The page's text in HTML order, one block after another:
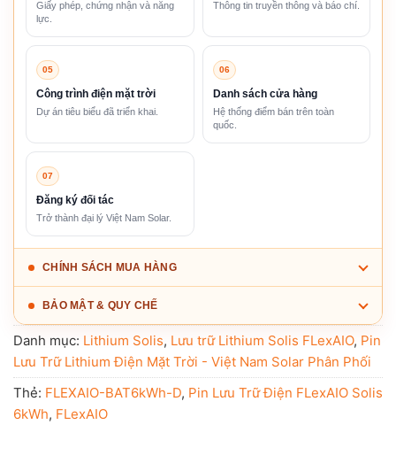
Giấy phép, chứng nhận và năng
lực.
Thông tin truyền thông và báo chí.
05
Công trình điện mặt trời
Dự án tiêu biểu đã triển khai.
06
Danh sách cửa hàng
Hệ thống điểm bán trên toàn
quốc.
07
Đăng ký đối tác
Trở thành đại lý Việt Nam Solar.
CHÍNH SÁCH MUA HÀNG
BẢO MẬT & QUY CHẾ
Danh mục: Lithium Solis, Lưu trữ Lithium Solis FLexAIO, Pin
Lưu Trữ Lithium Điện Mặt Trời - Việt Nam Solar Phân Phối
Thẻ: FLEXAIO-BAT6kWh-D, Pin Lưu Trữ Điện FLexAIO Solis
6kWh, FLexAIO